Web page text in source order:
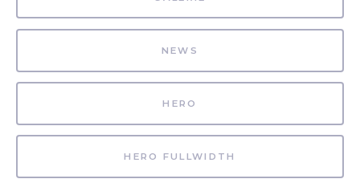
NEWS
HERO
HERO FULLWIDTH